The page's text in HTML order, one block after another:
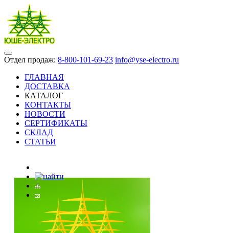
Отдел продаж: 8-800-101-69-23 info@yse-electro.ru
ГЛАВНАЯ
ДОСТАВКА
КАТАЛОГ
КОНТАКТЫ
НОВОСТИ
СЕРТИФИКАТЫ
СКЛАД
СТАТЬИ